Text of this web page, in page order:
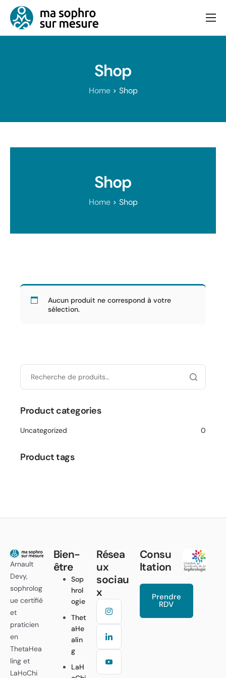
Consultation
Shop
Home Shop
Shop
Home Shop
Aucun produit ne correspond à votre
sélection.
Product categories
Uncategorized 0
Product tags
Arnault
Devy,
sophrolog
ue certifié
et
praticien
en
ThetaHea
ling et
LaHoChi
Bien-
être
Sop
hrol
ogie
Thet
aHe
alin
g
LaH
Résea
ux
sociau
x
Consu
ltation
Prendre
RDV